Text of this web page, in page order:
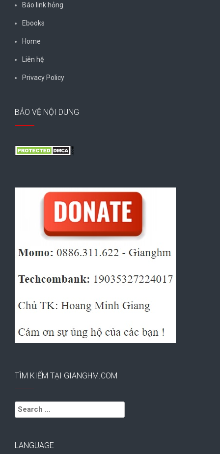
Báo link hỏng
Ebooks
Home
Liên hệ
Privacy Policy
BẢO VỆ NỘI DUNG
TÌM KIẾM TẠI GIANGHM.COM
Search
for:
LANGUAGE